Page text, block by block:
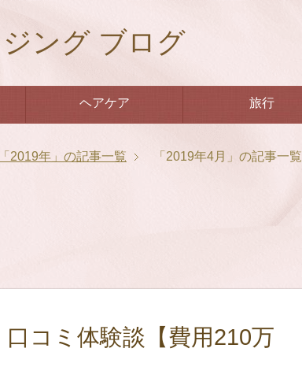
ング ブログ
ヘアケア 旅行
「2019年」の記事一覧 「2019年4月」の記事一覧
コミ体験談【費用210万